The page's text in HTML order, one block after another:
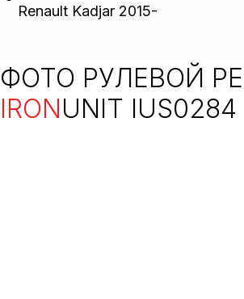
Renault Kadjar 2015-
ФОТО РУЛЕВОЙ
IRONUNIT IUS0284